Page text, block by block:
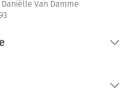
Daniëlle Van Damme